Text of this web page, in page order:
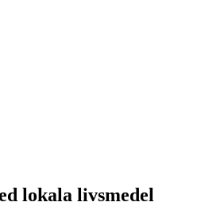
lokala livsmedel